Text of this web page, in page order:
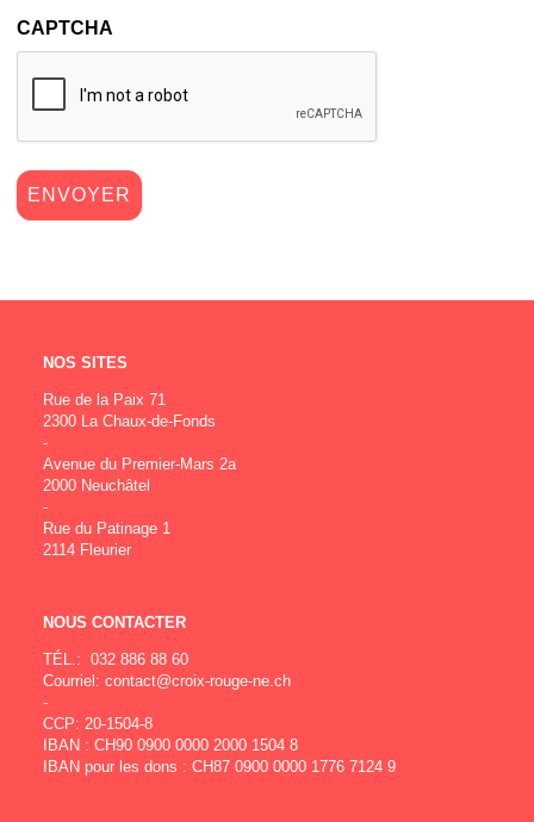
de
(Nécessaire)
CAPTCHA
NOS SITES
Rue de la Paix 71
2300 La Chaux-de-Fonds
-
Avenue du Premier-Mars 2a
2000 Neuchâtel
-
Rue du Patinage 1
2114 Fleurier
NOUS CONTACTER
TÉL.: 032 886 88 60
Courriel: contact@croix-rouge-ne.ch
-
CCP: 20-1504-8
IBAN : CH90 0900 0000 2000 1504 8
IBAN pour les dons : CH87 0900 0000 1776 7124 9